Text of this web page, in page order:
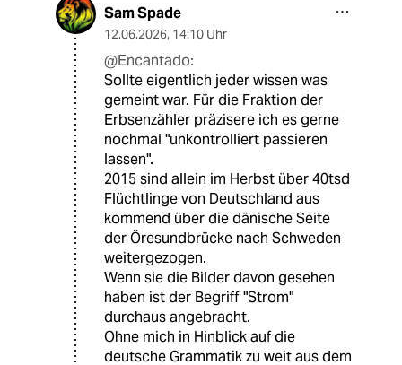
Sam Spade
12.06.2026, 14:10 Uhr
@Encantado:
Sollte eigentlich jeder wissen was
gemeint war. Für die Fraktion der
Erbsenzähler präzisere ich es gerne
nochmal "unkontrolliert passieren
lassen".
2015 sind allein im Herbst über 40tsd
Flüchtlinge von Deutschland aus
kommend über die dänische Seite
der Öresundbrücke nach Schweden
weitergezogen.
Wenn sie die Bilder davon gesehen
haben ist der Begriff "Strom"
durchaus angebracht.
Ohne mich in Hinblick auf die
deutsche Grammatik zu weit aus dem